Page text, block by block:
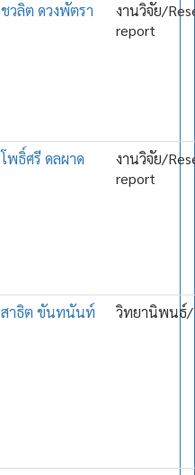
ชวลิต ดวงพัตรา
งานวิจัย/
report
โพธิ์ศรี ดลผาด
งานวิจัย/
report
สาธิต ขันทนันท์ วิทยานิพนธ์/